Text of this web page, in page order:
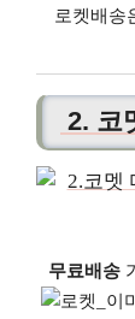
로켓배송
2. 코
무료배송